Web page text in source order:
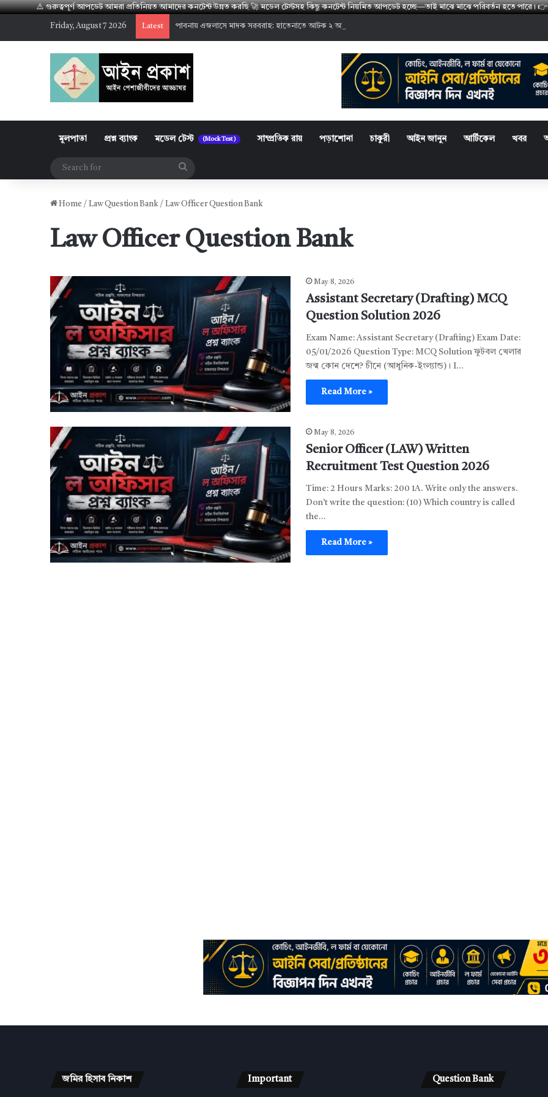
⚠️ গুরুত্বপূর্ণ আপডেট আমরা প্রতিনিয়ত আমাদের কনটেন্ট উন্নত করছি 🚀 মডেল টেস্টসহ কিছু কনটেন্ট নিয়মিত আপডেট হচ্ছে—তাই মাঝে মাঝে পরিবর্তন হতে
Friday, August 7 2026 Latest পাবনায় এজলাসে মাদক সরবরাহ: হাতেনাতে আটক ২ আসামির কারাদণ্ড
মূলপাতা প্রশ্ন ব্যাংক মডেল টেস্ট (Mock Test) সাম্প্রতিক রায় পড়াশোনা চাকুরী আইন জানুন আর্টিকেল খবর
Home / Law Question Bank / Law Officer Question Bank
Law Officer Question Bank
May 8, 2026
Assistant Secretary (Drafting) MCQ
Question Solution 2026
Exam Name: Assistant Secretary (Drafting) Exam Date:
05/01/2026 Question Type: MCQ Solution ফুটবল খেলার
জন্ম কোন দেশে? চীনে (আধুনিক-ইংল্যান্ড)। I…
Read More »
May 8, 2026
Senior Officer (LAW) Written
Recruitment Test Question 2026
Time: 2 Hours Marks: 200 1A. Write only the answers.
Don’t write the question: (10) Which country is called
the…
Read More »
জমির হিসাব নিকাশ Important Question Bank